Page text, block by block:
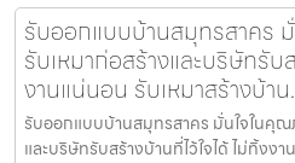
รับออกแบบบ้านสมุทรสาคร
รับเหมาก่อสร้างและบริษัทรับ
งานแน่นอน รับเหมาสร้างบ้า
รับออกแบบบ้านสมุทรสาคร มั่นใจในคุ
และบริษัทรับสร้างบ้านที่ไว้ใจได้ ไม่ทิ้งง